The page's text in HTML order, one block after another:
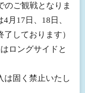
ご観戦となりま
月17日、18日、
了しております）
ロングサイドと
固く禁止いたし